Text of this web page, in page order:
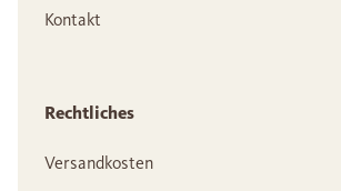
Kontakt
Rechtliches
Versandkosten